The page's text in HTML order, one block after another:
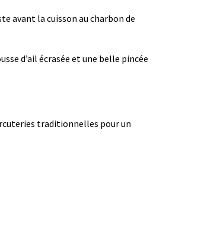
avant la cuisson au charbon de
d’ail écrasée et une belle pincée
traditionnelles pour un